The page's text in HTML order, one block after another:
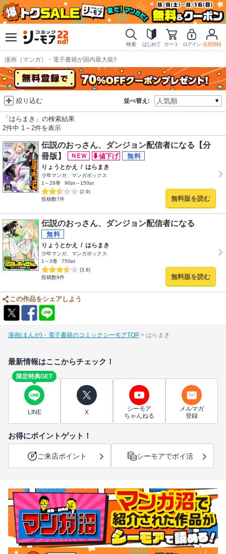
検索 はじめて カート ログイン 会員登録
漫画（マンガ）・電子書籍が国内最大級!!
並べ替え:
絞り込む
「はらまき」の検索結果
2件中 1～2件を表示
伝説のおっさん、ダンジョン配信者になる【分
冊版】
りょうとかえ / はらまき
少年マンガ、マンガボックス
1～28巻
90pt～150pt
(2.9)
投稿数7件
無料版を読む
伝説のおっさん、ダンジョン配信者になる
りょうとかえ / はらまき
少年マンガ、マンガボックス
1～3巻
750pt
(3.8)
投稿数9件
無料版を読む
この作品をシェアしよう
漫画(まんが)・電子書籍のコミックシーモアTOP はらまき
最新情報はここからチェック！
限定特典GET
LINE X
シーモア
ちゃんねる
メルマガ
登録
お得にポイントゲット！
ご来店ポイント シーモアでポイ活